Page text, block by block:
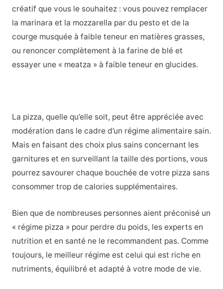
créatif que vous le souhaitez : vous pouvez remplacer
la marinara et la mozzarella par du pesto et de la
courge musquée à faible teneur en matières grasses,
ou renoncer complètement à la farine de blé et
essayer une « meatza » à faible teneur en glucides.
La pizza, quelle qu’elle soit, peut être appréciée avec
modération dans le cadre d’un régime alimentaire sain.
Mais en faisant des choix plus sains concernant les
garnitures et en surveillant la taille des portions, vous
pourrez savourer chaque bouchée de votre pizza sans
consommer trop de calories supplémentaires.
Bien que de nombreuses personnes aient préconisé un
« régime pizza » pour perdre du poids, les experts en
nutrition et en santé ne le recommandent pas. Comme
toujours, le meilleur régime est celui qui est riche en
nutriments, équilibré et adapté à votre mode de vie.